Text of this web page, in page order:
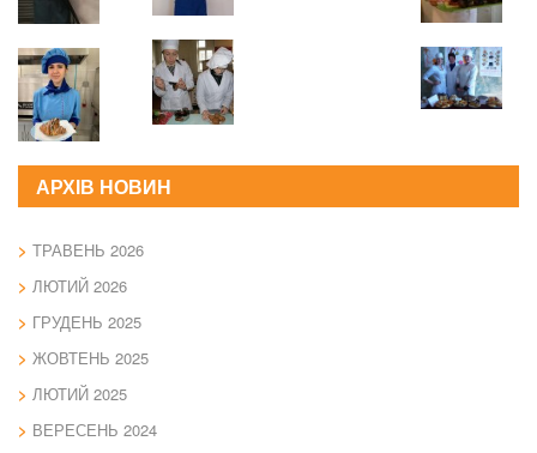
АРХІВ НОВИН
ТРАВЕНЬ 2026
ЛЮТИЙ 2026
ГРУДЕНЬ 2025
ЖОВТЕНЬ 2025
ЛЮТИЙ 2025
ВЕРЕСЕНЬ 2024